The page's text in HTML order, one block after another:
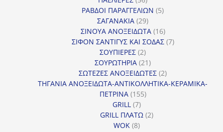
προϊόντα
ΡΑΒΔΟΙ ΠΑΡΑΓΓΕΛΙΩΝ 55
ΣΑΓΑΝΑΚΙΑ 2929
προϊόντα
ΣΙΝΟΥΑ ΑΝΟΞΕΙΔΩΤΑ 1616
προϊόντα
ΣΙΦΟΝ ΣΑΝΤΙΓΥΣ ΚΑΙ ΣΟΔΑΣ 77
ΣΟΥΠΙΕΡΕΣ 22
προϊόντα
ΣΟΥΡΩΤΗΡΙΑ 2121
προϊόντα
ΣΩΤΕΖΕΣ ΑΝΟΞΕΙΔΩΤΕΣ 22
προϊόντα
ΤΗΓΑΝΙΑ ΑΝΟΞΕΙΔΩΤΑ-ΑΝΤΙΚΟΛΛΗΤΙΚΑ-ΚΕΡΑΜΙΚΑ-
ΠΕΤΡΙΝΑ 155155
GRILL 77
προϊόντα
GRILL ΠΛΑΤΩ 22
WOK 88